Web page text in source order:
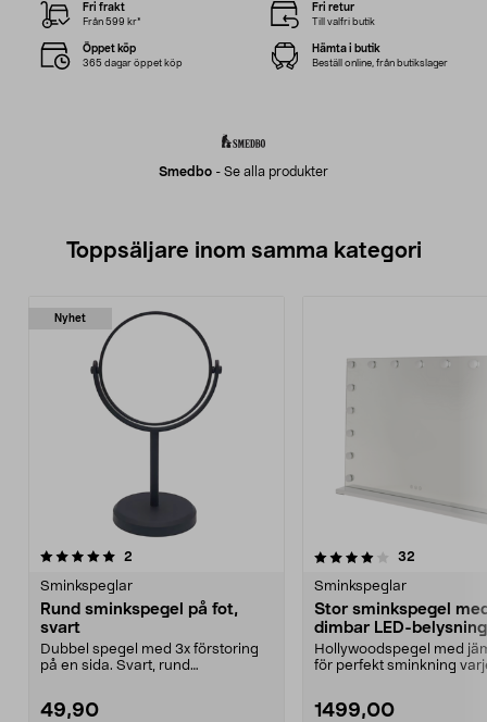
Smedbo - Se alla produkter
Fri frakt
Från 599 kr*
Fri retur
Till valfri butik
Öppet köp
365 dagar öppet köp
Hämta i butik
Beställ online, från butikslager
Toppsäljare inom samma kategori
Nyhet
2
Sminkspeglar
Rund sminkspegel på fot,
svart
Dubbel spegel med 3x förstoring
på en sida. Svart, rund
49,90
4.0 av 5 stjärnor 32
Sminkspeglar
Stor sminkspegel
dimbar LED-
x 62 cm
Hollywoodspegel med
för perfekt sminkning
1499,00
4.5 av 5 stjärnor